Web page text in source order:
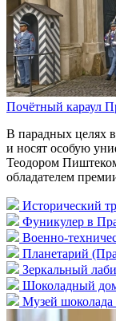
Почётный караул
В парадных целях
и носят особую
Теодором
обладателем
Исторический
Фуникулер в
Военно-
Планетарий
Зеркальный
Шоколадный
Музей шоколада